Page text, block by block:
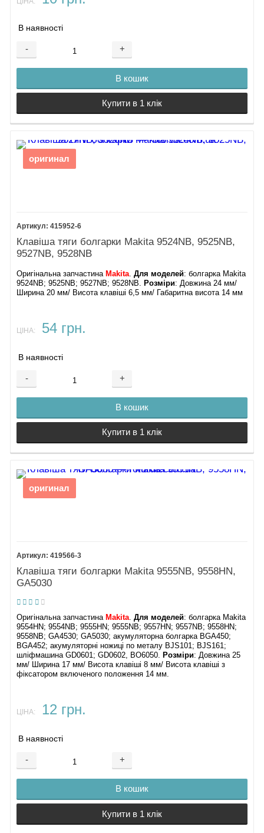
В наявності
- +
В кошик
Купити в 1 клік
оригинал
415952-6
Клавіша тяги болгарки Makita 9524NB, 9525NB,
9527NB, 9528NB
Оригінальна запчастина Makita.Для моделей: болгарка Makita
9524NB; 9525NB; 9527NB; 9528NB. Розміри: Довжина 24 мм/
Ширина 20 мм/ Висота клавіші 6,5 мм/ Габаритна висота 14 мм
ЦІНА: 54 грн.
В наявності
- +
В кошик
Купити в 1 клік
оригинал
419566-3
Клавіша тяги болгарки Makita 9555NB, 9558HN,
GA5030
Оригінальна запчастина Makita.Для моделей: болгарка Makita
9554HN; 9554NB; 9555HN; 9555NB; 9557HN; 9557NB; 9558HN;
9558NB; GA4530; GA5030; акумуляторна болгарка BGA450;
BGA452; акумуляторні ножиці по металу BJS101; BJS161;
шліфмашина GD0601; GD0602, BO6050. Розміри: Довжина 25
мм/ Ширина 17 мм/ Висота клавіші 8 мм/ Висота клавіші з
фіксатором включеного положення 14 мм.
ЦІНА: 12 грн.
В наявності
- +
В кошик
Купити в 1 клік